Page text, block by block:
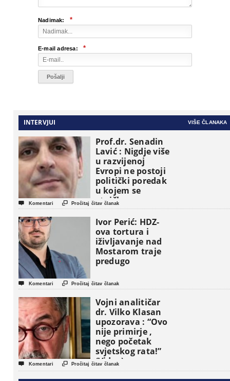
Nadimak: *
E-mail adresa: *
INTERVJUI VIŠE ČLANAKA
Prof.dr. Senadin
Lavić : Nigdje više
u razvijenoj
Evropi ne postoji
politički poredak
u kojem se
etničke grupe
pojavljuju kao
osnovne
političke jedinice
 Komentari  Pročitaj čitav članak
Ivor Perić: HDZ-
ova tortura i
iživljavanje nad
Mostarom traje
predugo
 Komentari  Pročitaj čitav članak
Vojni analitičar
dr. Vilko Klasan
upozorava : “Ovo
nije primirje ,
nego početak
svjetskog rata!”
(Video)
 Komentari  Pročitaj čitav članak